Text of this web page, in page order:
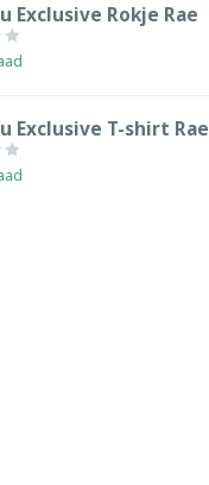
Exclusive Rokje Rae
Exclusive T-shirt Rae